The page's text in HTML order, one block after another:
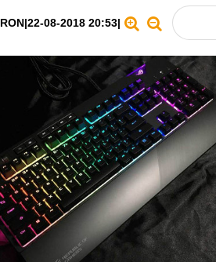
RON|22-08-2018 20:53|